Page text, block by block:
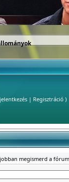
| Regisztráció )
megismerd a